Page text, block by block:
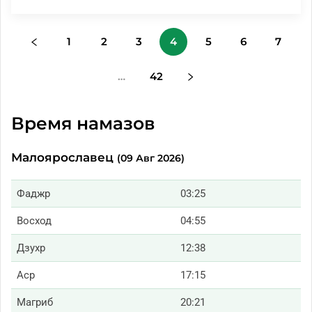
1 2 3 4 5 6 7
… 42
Время намазов
Малоярославец (09 Авг 2026)
Фаджр 03:25
Восход 04:55
Дзухр 12:38
Аср 17:15
Магриб 20:21